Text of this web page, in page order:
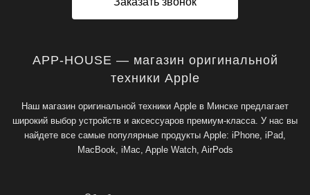
APP-HOUSE — магазин оригинальной
техники Apple
Наш магазин оригинальной техники Apple в Минске предлагает
широкий выбор устройств и аксессуаров премиум-класса. У нас вы
найдете все самые популярные продукты Apple: iPhone, iPad,
MacBook, iMac, Apple Watch, AirPods